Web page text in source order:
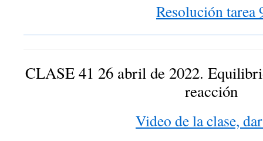
Resolución tarea
CLASE 41 26 abril de 2022.
reacción
Video de la clase,